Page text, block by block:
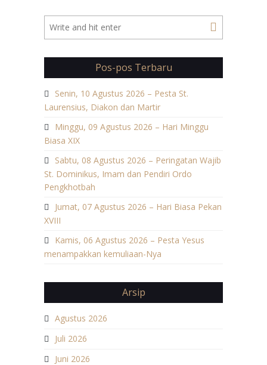
Pos-pos Terbaru
Senin, 10 Agustus 2026 – Pesta St.
Laurensius, Diakon dan Martir
Minggu, 09 Agustus 2026 – Hari Minggu
Biasa XIX
Sabtu, 08 Agustus 2026 – Peringatan Wajib
St. Dominikus, Imam dan Pendiri Ordo
Pengkhotbah
Jumat, 07 Agustus 2026 – Hari Biasa Pekan
XVIII
Kamis, 06 Agustus 2026 – Pesta Yesus
menampakkan kemuliaan-Nya
Arsip
Agustus 2026
Juli 2026
Juni 2026